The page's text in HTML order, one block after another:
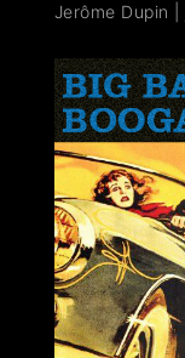
Jerôme Dupin